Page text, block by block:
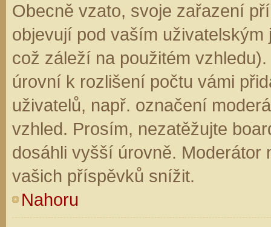
Obecně vzato, svoje zařazení
objevují pod vaším
což záleží na použitém
úrovní k rozlišení počtu vámi
uživatelů, např. označení
vzhled. Prosím, nezatěžujte
dosáhli vyšší úrovně. Moderátor
vašich příspěvků snížit.
Nahoru